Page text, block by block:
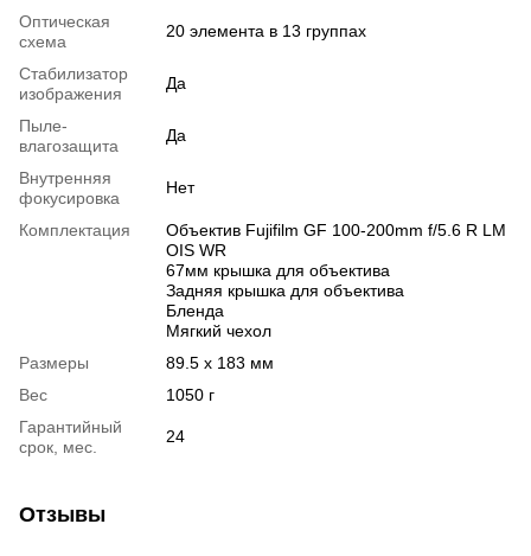
Оптическая
схема
20 элемента в 13 группах
Стабилизатор
изображения
Да
Пыле-
влагозащита
Да
Внутренняя
фокусировка
Нет
Комплектация
Объектив Fujifilm GF 100-200mm f/5.6 R LM
OIS WR
67мм крышка для объектива
Задняя крышка для объектива
Бленда
Мягкий чехол
Размеры
89.5 x 183 мм
Вес
1050 г
Гарантийный
срок, мес.
24
Отзывы